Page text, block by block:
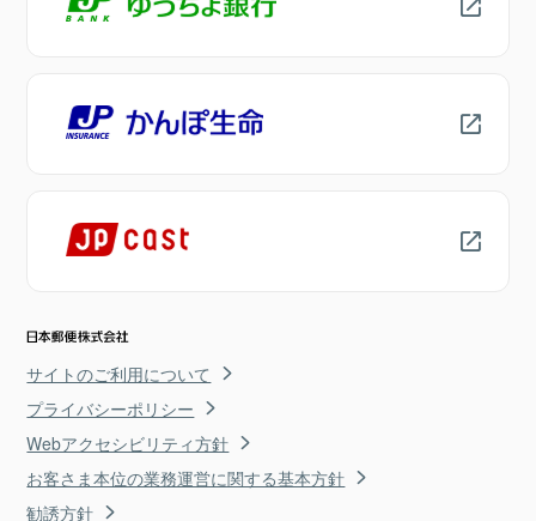
サイトのご利用について
プライバシーポリシー
Webアクセシビリティ方針
お客さま本位の業務運営に関する基本方針
勧誘方針